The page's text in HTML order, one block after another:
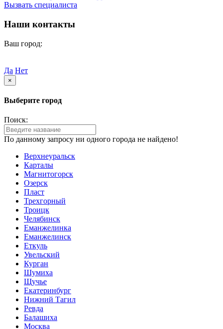
Вызвать специалиста
Наши контакты
Ваш город:
Да Нет
×
Выберите город
Поиск:
По данному запросу ни одного города не найдено!
Верхнеуральск
Карталы
Магнитогорск
Озерск
Пласт
Трехгорный
Троицк
Челябинск
Еманжелинка
Еманжелинск
Еткуль
Увельский
Курган
Шумиха
Щучье
Екатеринбург
Нижний Тагил
Ревда
Балашиха
Москва